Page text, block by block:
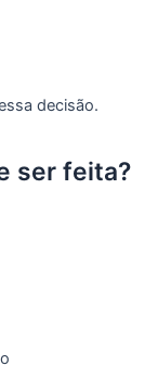
decisão.
ser feita?